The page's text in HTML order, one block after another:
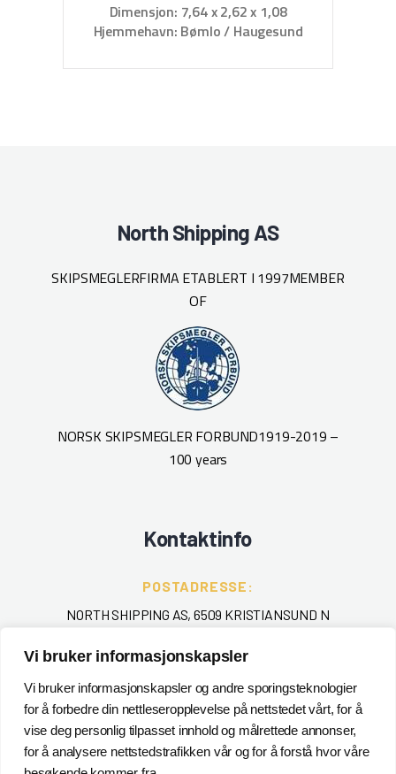
Vi bruker informasjonskapsler
Vi bruker informasjonskapsler og andre sporingsteknologier
for å forbedre din nettleseropplevelse på nettstedet vårt, for å
vise deg personlig tilpasset innhold og målrettede annonser,
for å analysere nettstedstrafikken vår og for å forstå hvor våre
Dimensjon: 7,64 x 2,62 x 1,08
Hjemmehavn: Bømlo / Haugesund
North Shipping AS
SKIPSMEGLERFIRMA ETABLERT I 1997MEMBER
OF
NORSK SKIPSMEGLER FORBUND1919-2019 –
100 years
Kontaktinfo
POSTADRESSE:
NORTH SHIPPING AS, 6509 KRISTIANSUND N
TELEFON:
+ 47 715 40 000
EPOST :
POSTMASTER@NORTHSHIPPING.NO